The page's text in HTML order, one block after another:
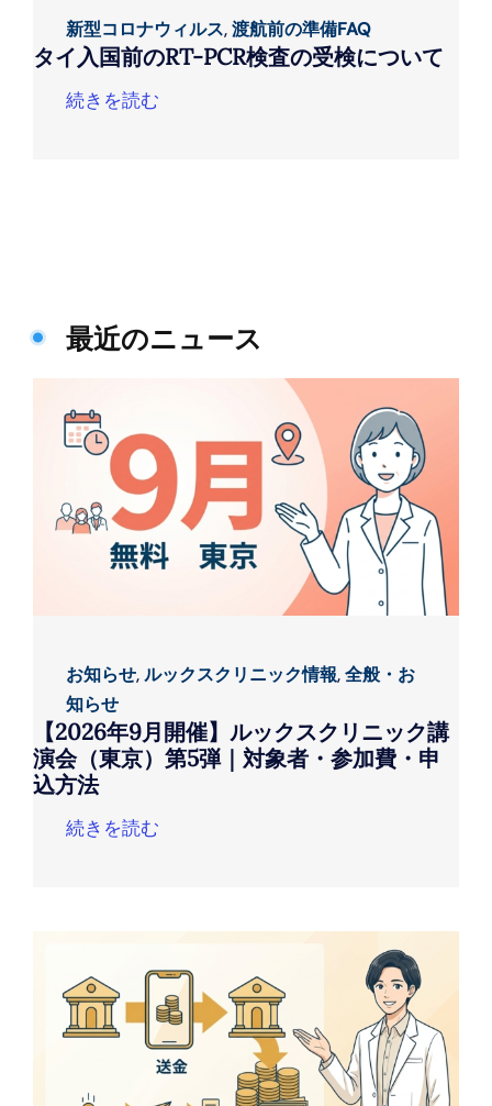
新型コロナウィルス,渡航前の準備FAQ
タイ入国前のRT-PCR検査の受検について
続きを読む
最近のニュース
お知らせ,ルックスクリニック情報,全般・お
知らせ
【2026年9月開催】ルックスクリニック講
演会（東京）第5弾｜対象者・参加費・申
込方法
続きを読む